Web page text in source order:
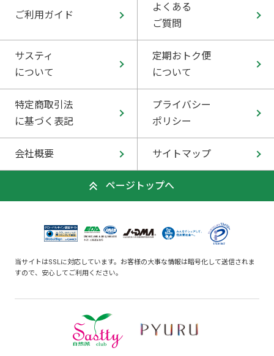
ご利用ガイド
よくある
ご質問
サスティ
について
定期おトク便
について
特定商取引法
に基づく表記
プライバシー
ポリシー
会社概要 サイトマップ
ページトップへ
当サイトはSSLに対応しています。お客様の大事な情報は暗号化して送信されま
すので、安心してご利用ください。